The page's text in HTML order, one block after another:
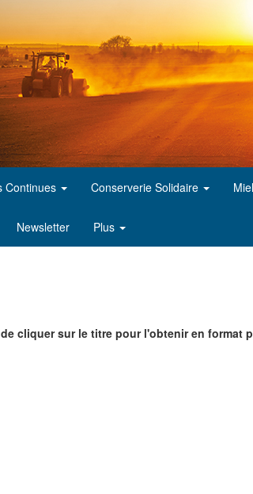
Continues Conserverie Solidaire
Newsletter Plus
cliquer sur le titre pour l'obtenir en format